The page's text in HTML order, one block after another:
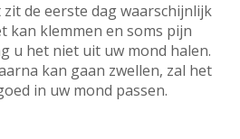
de eerste dag waarschijnlijk
kan klemmen en soms pijn
u het niet uit uw mond halen.
kan gaan zwellen, zal het
in uw mond passen.